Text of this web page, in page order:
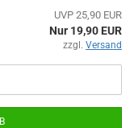
UVP 25,90 EUR
Nur 19,90 EUR
zzgl. Versand